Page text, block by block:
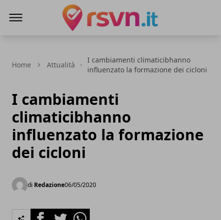
Home Attualità
I cambiamenti climaticibhanno
influenzato la formazione dei cicloni
I cambiamenti
climaticibhanno
influenzato la formazione
dei cicloni
di Redazione06/05/2020
FacebookTwitterWhatsapp